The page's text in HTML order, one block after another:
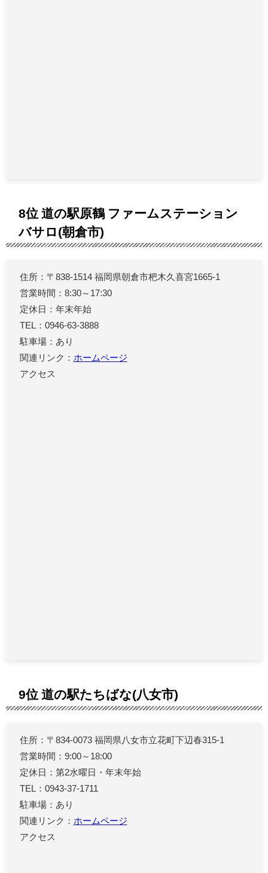
8位 道の駅原鶴 ファームステーション
バサロ(朝倉市)
住所：〒838-1514 福岡県朝倉市杷木久喜宮1665-1
営業時間：8:30～17:30
定休日：年末年始
TEL：0946-63-3888
駐車場：あり
関連リンク： ホームページ
アクセス
9位 道の駅たちばな(八女市)
住所：〒834-0073 福岡県八女市立花町下辺春315-1
営業時間：9:00～18:00
定休日：第2水曜日・年末年始
TEL：0943-37-1711
駐車場：あり
関連リンク： ホームページ
アクセス